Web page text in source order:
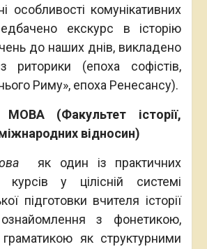
особливості комунікативних
екскурс в історію
до наших днів, викладено
риторики (епоха софістів,
Риму», епоха Ренесансу).
(Факультет історії,
міжнародних відносин)
як один із практичних
курсів у цілісній системі
підготовки вчителя історії
з фонетикою,
як структурними